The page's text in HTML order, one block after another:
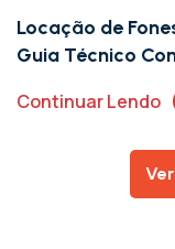
Locação de
Guia Técnico
Continuar Lendo